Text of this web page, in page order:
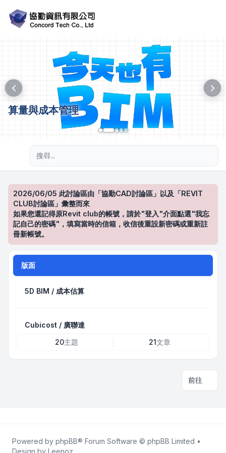
算量與成本管理
2026/06/05 此討論區由「協勤CAD討論區」以及「REVIT
CLUB討論區」彙整而來
如果您還記得原Revit club的帳號，請於"登入"介面點選"我忘
記自己的密碼"，填寫當時的信箱，收信後重設新密碼或重新註
冊新帳號。
版面
5D BIM / 成本估算
Cubicost / 廣聯達
20主題 21文章
前往
Powered by phpBB® Forum Software © phpBB Limited •
Design by Leenoz